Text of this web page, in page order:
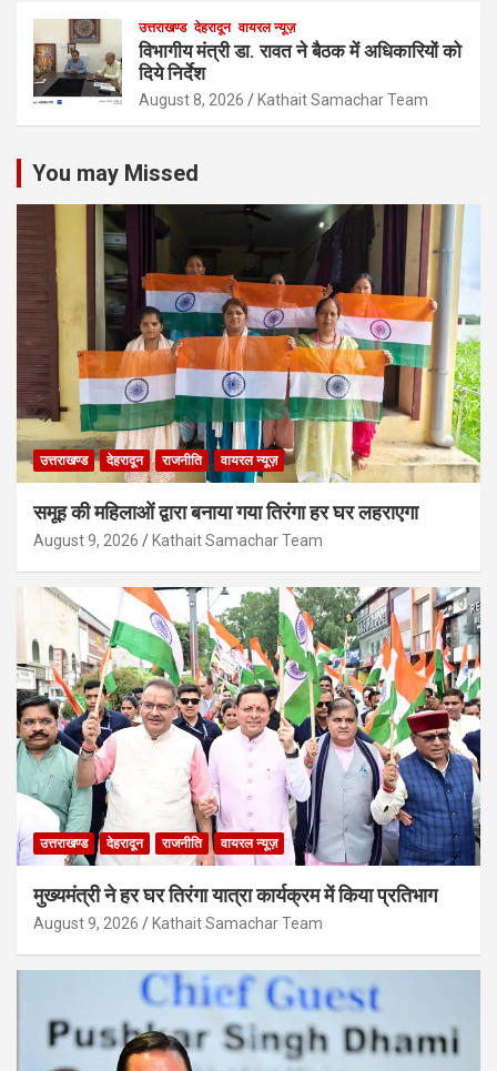
उत्तराखण्ड देहरादून वायरल न्यूज़
विभागीय मंत्री डा. रावत ने बैठक में अधिकारियों को
दिये निर्देश
August 8, 2026 Kathait Samachar Team
You may Missed
उत्तराखण्ड देहरादून राजनीति वायरल न्यूज़
समूह की महिलाओं द्वारा बनाया गया तिरंगा हर घर लहराएगा
August 9, 2026 Kathait Samachar Team
उत्तराखण्ड देहरादून राजनीति वायरल न्यूज़
मुख्यमंत्री ने हर घर तिरंगा यात्रा कार्यक्रम में किया प्रतिभाग
August 9, 2026 Kathait Samachar Team